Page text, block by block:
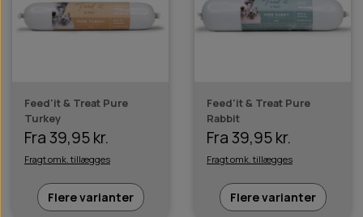
Feed'it & Treat Pure
Turkey
Fra 39,95 kr.
Fragt omk. tillægges
Flere varianter
Feed'it & Treat Pure
Rabbit
Fra 39,95 kr.
Fragt omk. tillægges
Flere varianter